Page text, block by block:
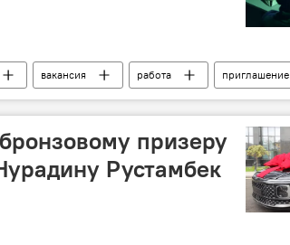
вакансия работа
приглашение
призеру
Рустамбек